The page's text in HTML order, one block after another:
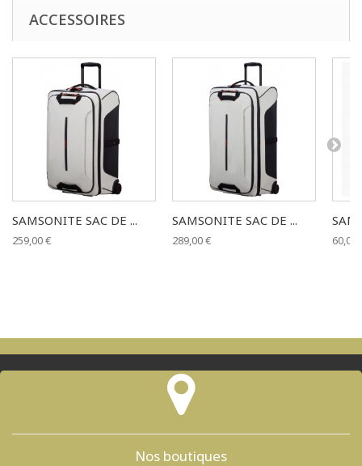
ACCESSOIRES
SAMSONITE SAC DE ...
259,00 €
SAMSONITE SAC DE ...
289,00 € 60,00
Nos boutiques